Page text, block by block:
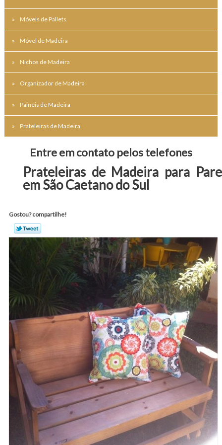
Móveis de Pallets
Móvel de Madeira
Nichos de Madeira
Organizador de Madeira
Painéis de Madeira
Prateleiras de Madeira
Entre em contato pelos telefones
Prateleiras de Madeira para
em São Caetano do Sul
Gostou? compartilhe!